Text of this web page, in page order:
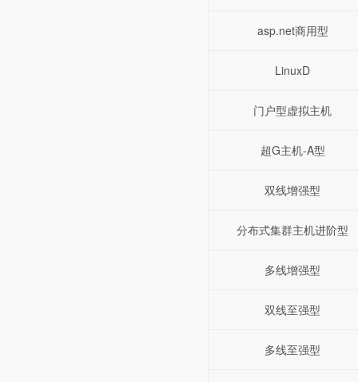
asp.net商用型
LinuxD
门户型虚拟主机
超G主机-A型
双线增强型
分布式集群主机进阶型
多线增强型
双线至强型
多线至强型